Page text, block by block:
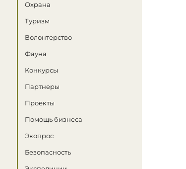
Охрана
Туризм
Волонтерство
Фауна
Конкурсы
Партнеры
Проекты
Помощь бизнеса
Экопрос
Безопасность